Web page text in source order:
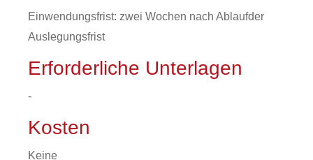
Einwendungsfrist: zwei Wochen nach Ablaufder
Auslegungsfrist
Erforderliche Unterlagen
-
Kosten
Keine